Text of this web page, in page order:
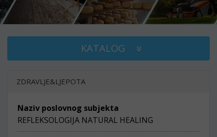
KATALOG
ZDRAVLJE&LJEPOTA
Naziv poslovnog subjekta
REFLEKSOLOGIJA NATURAL HEALING